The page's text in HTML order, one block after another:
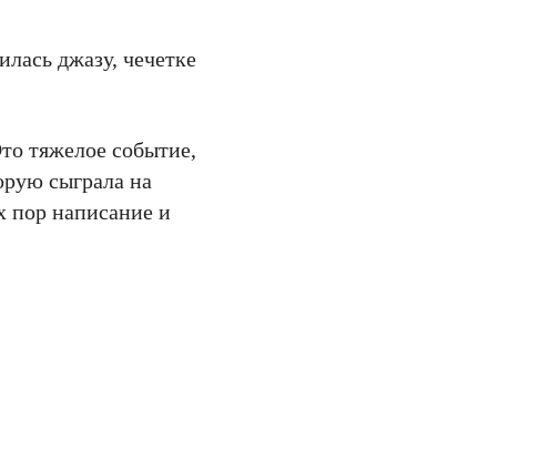
джазу, чечетке
тяжелое событие,
сыграла на
пор написание и